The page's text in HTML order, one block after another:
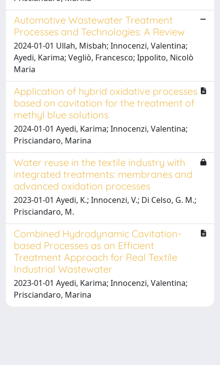
Automotive Wastewater Treatment
Processes and Technologies: A Review
2024-01-01 Ullah, Misbah; Innocenzi, Valentina;
Ayedi, Karima; Vegliò, Francesco; Ippolito, Nicolò
Maria
Application of hybrid oxidative processes
based on cavitation for the treatment of
methyl blue solutions
2024-01-01 Ayedi, Karima; Innocenzi, Valentina;
Prisciandaro, Marina
Water reuse in the textile industry with
integrated treatments: membranes and
advanced oxidation processes
2023-01-01 Ayedi, K.; Innocenzi, V.; Di Celso, G. M.;
Prisciandaro, M.
Combined Hydrodynamic Cavitation-
based Processes as an Efficient
Treatment Approach for Real Textile
Industrial Wastewater
2023-01-01 Ayedi, Karima; Innocenzi, Valentina;
Prisciandaro, Marina